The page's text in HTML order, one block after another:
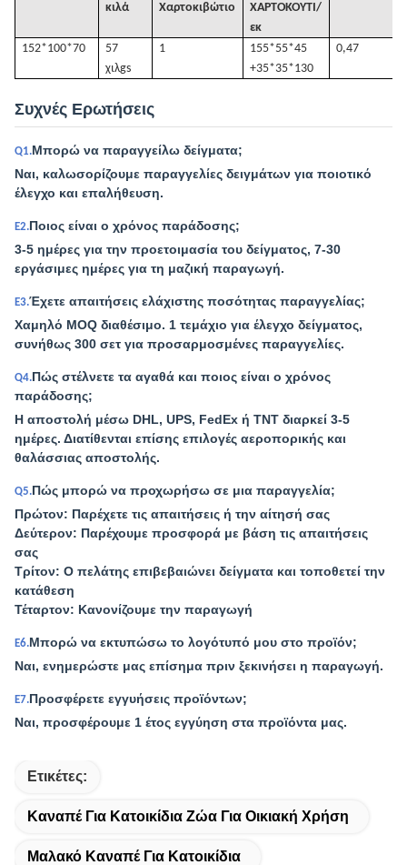
κιλά
Χαρτοκιβώτιο
ΧΑΡΤΟΚΟΥΤΙ/
εκ
152*100*70
57
χιλgs
1
155*55*45
+35*35*130
0,47
Συχνές Ερωτήσεις
Q1.Μπορώ να παραγγείλω δείγματα;
Ναι, καλωσορίζουμε παραγγελίες δειγμάτων για ποιοτικό
έλεγχο και επαλήθευση.
Ε2.Ποιος είναι ο χρόνος παράδοσης;
3-5 ημέρες για την προετοιμασία του δείγματος, 7-30
εργάσιμες ημέρες για τη μαζική παραγωγή.
Ε3.Έχετε απαιτήσεις ελάχιστης ποσότητας παραγγελίας;
Χαμηλό MOQ διαθέσιμο. 1 τεμάχιο για έλεγχο δείγματος,
συνήθως 300 σετ για προσαρμοσμένες παραγγελίες.
Q4.Πώς στέλνετε τα αγαθά και ποιος είναι ο χρόνος
παράδοσης;
Η αποστολή μέσω DHL, UPS, FedEx ή TNT διαρκεί 3-5
ημέρες. Διατίθενται επίσης επιλογές αεροπορικής και
θαλάσσιας αποστολής.
Q5.Πώς μπορώ να προχωρήσω σε μια παραγγελία;
Πρώτον: Παρέχετε τις απαιτήσεις ή την αίτησή σας
Δεύτερον: Παρέχουμε προσφορά με βάση τις απαιτήσεις
σας
Τρίτον: Ο πελάτης επιβεβαιώνει δείγματα και τοποθετεί την
κατάθεση
Τέταρτον: Κανονίζουμε την παραγωγή
Ε6.Μπορώ να εκτυπώσω το λογότυπό μου στο προϊόν;
Ναι, ενημερώστε μας επίσημα πριν ξεκινήσει η παραγωγή.
Ε7.Προσφέρετε εγγυήσεις προϊόντων;
Ναι, προσφέρουμε 1 έτος εγγύηση στα προϊόντα μας.
Ετικέτες:
Καναπέ Για Κατοικίδια Ζώα Για Οικιακή Χρήση
Μαλακό Καναπέ Για Κατοικίδια